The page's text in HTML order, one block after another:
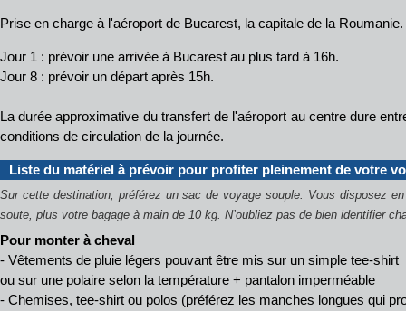
Prise en charge à l'aéroport de Bucarest, la capitale de la Roumanie.
Jour 1 : prévoir une arrivée à Bucarest au plus tard à 16h.
Jour 8 : prévoir un départ après 15h.
La durée approximative du transfert de l'aéroport au centre dure
conditions de circulation de la journée.
Liste du matériel à prévoir pour profiter pleinement de votre
Sur cette destination, préférez un sac de voyage souple. Vous disposez en
soute, plus votre bagage à main de 10 kg. N’oubliez pas de bien identifier
Pour monter à cheval
- Vêtements de pluie légers pouvant être mis sur un simple tee-shirt
ou sur une polaire selon la température + pantalon imperméable
- Chemises, tee-shirt ou polos (préférez les manches longues qui